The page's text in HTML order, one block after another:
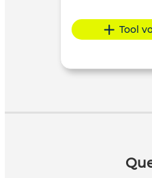
Tool